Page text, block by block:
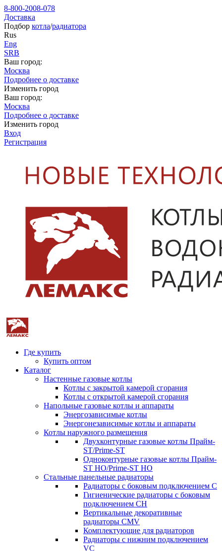
8-800-2008-078
Доставка
Подбор котла/радиатора
Rus
Eng
SRB
Ваш город:
Москва
Подробнее о доставке
Изменить город
Ваш город:
Москва
Подробнее о доставке
Изменить город
Вход
Регистрация
Где купить
Купить оптом
Каталог
Настенные газовые котлы
Котлы с закрытой камерой сгорания
Котлы с открытой камерой сгорания
Напольные газовые котлы и аппараты
Энергозависимые котлы
Энергонезависимые котлы и аппараты
Котлы наружного размещения
Двухконтурные газовые котлы Прайм-
ST/Prime-ST
Одноконтурные газовые котлы Прайм-
ST HO/Prime-ST HO
Стальные панельные радиаторы
Радиаторы c боковым подключением C
Гигиенические радиаторы c боковым
подключением CH
Вертикальные декоративные
радиаторы CMV
Комплектующие для радиаторов
Радиаторы c нижним подключением
VC